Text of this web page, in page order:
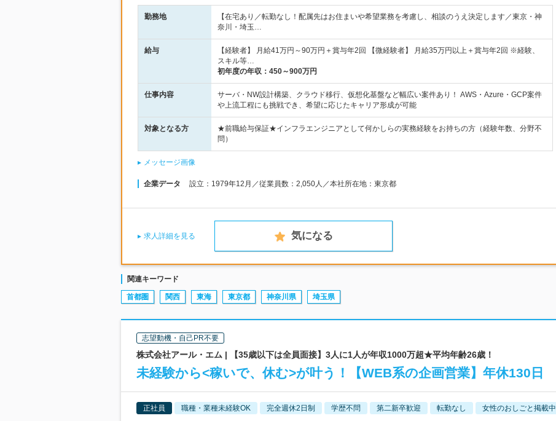
勤務地
【在宅あり／転勤なし！配属先はお住まいや希望業務を考慮し、相談のうえ決定します／東京・神
奈川・埼玉…
給与
【経験者】 月給41万円～90万円＋賞与年2回 【微経験者】 月給35万円以上＋賞与年2回 ※経験、
スキル等…
初年度の年収： 450～900万円
仕事内容
サーバ・NW設計構築、クラウド移行、仮想化基盤など幅広い案件あり！ AWS・Azure・GCP案件
や上流工程にも挑戦でき、希望に応じたキャリア形成が可能
対象となる方
★前職給与保証★インフラエンジニアとして何かしらの実務経験をお持ちの方（経験年数、分野不
問）
メッセージ画像
企業データ 設立：1979年12月／従業員数：2,050人／本社所在地：東京都
求人詳細を見る 気になる
関連キーワード
首都圏 関西 東海 東京都 神奈川県 埼玉県
志望動機・自己PR不要
株式会社アール・エム | 【35歳以下は全員面接】3人に1人が年収1000万超★平均年齢26歳！
未経験から<稼いで、休む>が叶う！【WEB系の企画営業】年休130日
正社員 職種・業種未経験OK 完全週休2日制 学歴不問 第二新卒歓迎 転勤なし 女性のおしごと掲載中